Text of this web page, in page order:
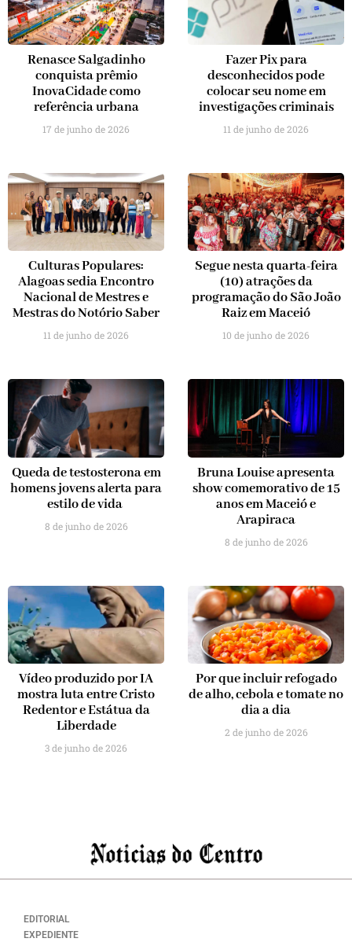
Renasce Salgadinho
conquista prêmio
InovaCidade como
referência urbana
17 de junho de 2026
Fazer Pix para
desconhecidos pode
colocar seu nome em
investigações criminais
11 de junho de 2026
Culturas Populares:
Alagoas sedia Encontro
Nacional de Mestres e
Mestras do Notório Saber
11 de junho de 2026
Segue nesta quarta-feira
(10) atrações da
programação do São João
Raiz em Maceió
10 de junho de 2026
Queda de testosterona em
homens jovens alerta para
estilo de vida
8 de junho de 2026
Bruna Louise apresenta
show comemorativo de 15
anos em Maceió e
Arapiraca
8 de junho de 2026
Vídeo produzido por IA
mostra luta entre Cristo
Redentor e Estátua da
Liberdade
3 de junho de 2026
Por que incluir refogado
de alho, cebola e tomate no
dia a dia
2 de junho de 2026
EDITORIAL
EXPEDIENTE